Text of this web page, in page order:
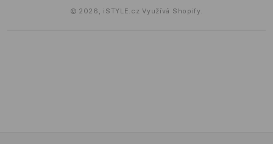
© 2026, iSTYLE.cz Využívá Shopify.